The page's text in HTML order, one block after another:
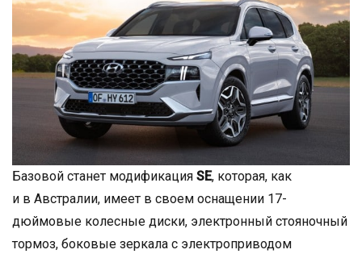
Базовой станет модификация SE, которая, как
и в Австралии, имеет в своем оснащении 17-
дюймовые колесные диски, электронный стояночный
тормоз, боковые зеркала с электроприводом